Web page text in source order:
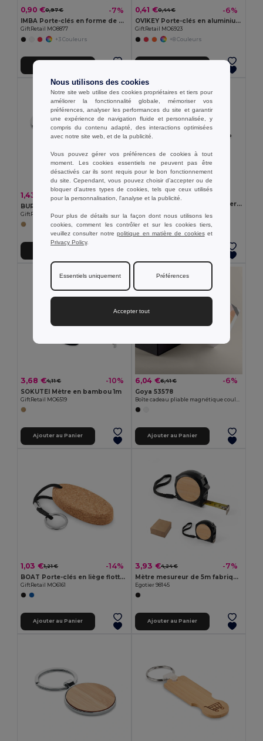
0,90 €0,97 € -7%
IMBA Porte-clés en forme de maison
GiftRetail MO8877
+3 Couleurs
Ajouter au Panier
0,41 €0,44 € -6%
OVIKEY Porte-clés en aluminium recyclé
GiftRetail MO6923
+8 Couleurs
1,43 € -44%
GiftRetail MO9949
0,26 €
Cutter avec mécanisme de verrouillage
+2 Couleurs
3,68 €4,11 € -10%
SOKUTEI Mètre en bambou 1m
GiftRetail MO6519
Ajouter au Panier
6,04 €6,41 € -6%
Goya 53578
Ajouter au Panier
1,03 €1,21 € -14%
BOAT Porte-clés en liège flottant
GiftRetail MO6161
Ajouter au Panier
3,93 €4,24 € -7%
Mètre mesureur de 5m fabriqué en ABS recyclé (100 % rABS) et en bambou
Egotier 98145
Ajouter au Panier
Nous utilisons des cookies
Notre site web utilise des cookies propriétaires et tiers pour
améliorer la fonctionnalité globale, mémoriser vos
préférences, analyser les performances du site et garantir
une expérience de navigation fluide et personnalisée, y
compris du contenu adapté, des interactions optimisées
avec notre site web, et de la publicité.
Vous pouvez gérer vos préférences de cookies à tout
moment. Les cookies essentiels ne peuvent pas être
désactivés car ils sont requis pour le bon fonctionnement
du site. Cependant, vous pouvez choisir d’accepter ou de
bloquer d'autres types de cookies, tels que ceux utilisés
pour la personnalisation, l'analyse et la publicité.
Pour plus de détails sur la façon dont nous utilisons les
cookies, comment les contrôler et sur les cookies tiers,
veuillez consulter notrepolitique en matière de cookieset
Privacy Policy.
Essentiels uniquement Préférences
Accepter tout